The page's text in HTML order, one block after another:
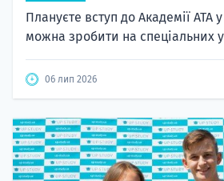
Плануєте вступ до Академії ATA
можна зробити на спеціальних
06 лип 2026